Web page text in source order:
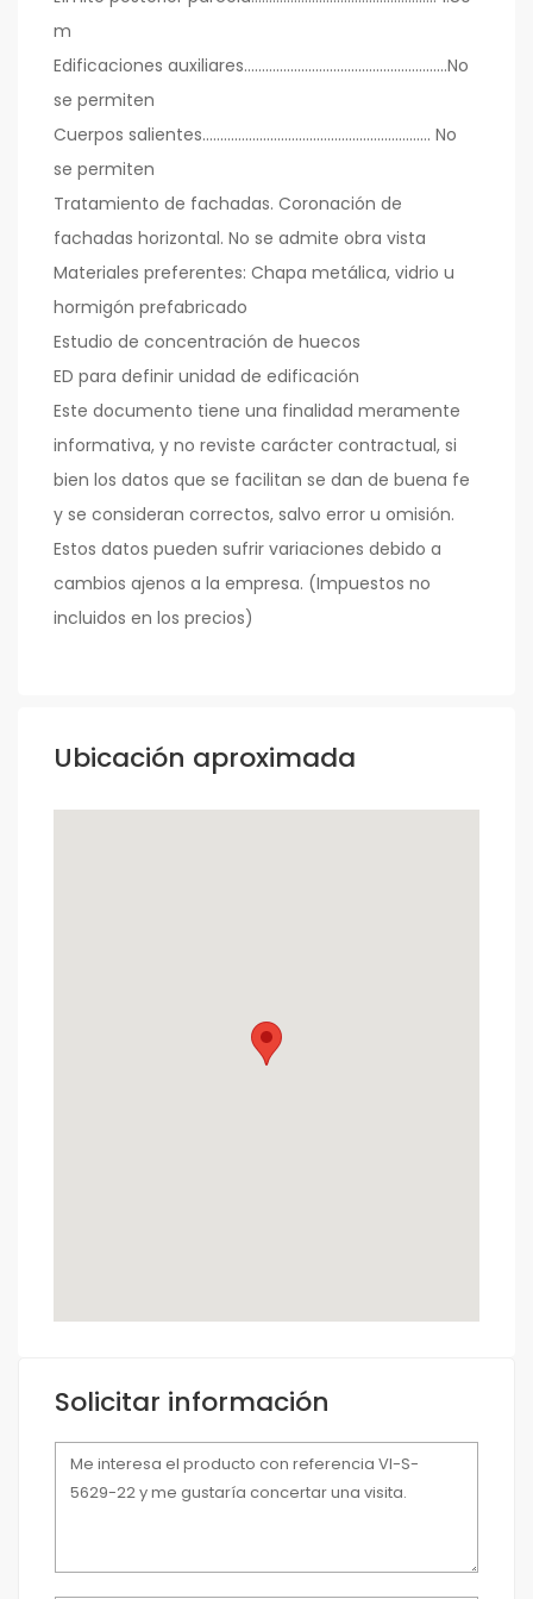
m
Edificaciones auxiliares…………………………………………………No
se permiten
Cuerpos salientes………………………………………………………. No
se permiten
Tratamiento de fachadas. Coronación de
fachadas horizontal. No se admite obra vista
Materiales preferentes: Chapa metálica, vidrio u
hormigón prefabricado
Estudio de concentración de huecos
ED para definir unidad de edificación
Este documento tiene una finalidad meramente
informativa, y no reviste carácter contractual, si
bien los datos que se facilitan se dan de buena fe
y se consideran correctos, salvo error u omisión.
Estos datos pueden sufrir variaciones debido a
cambios ajenos a la empresa. (Impuestos no
incluidos en los precios)
Ubicación aproximada
Solicitar información
Mensaje